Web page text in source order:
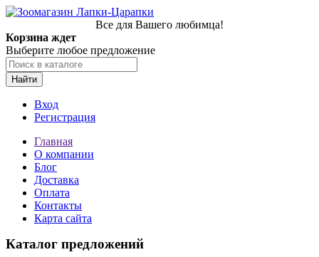
Все для Вашего любимца!
Корзина ждет
Выберите любое предложение
Найти
Вход
Регистрация
Главная
О компании
Блог
Доставка
Оплата
Контакты
Карта сайта
Каталог предложений